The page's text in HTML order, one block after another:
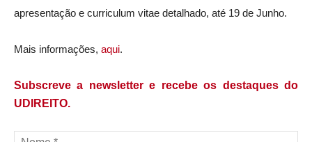
apresentação e curriculum vitae detalhado, até 19 de Junho.
Mais informações, aqui.
Subscreve a newsletter e recebe os destaques do
UDIREITO.